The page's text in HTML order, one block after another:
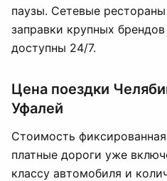
паузы. Сетевые
заправки крупных
доступны 24/7.
Цена поездки
Уфалей
Стоимость
платные дороги уже
классу автомобиля и